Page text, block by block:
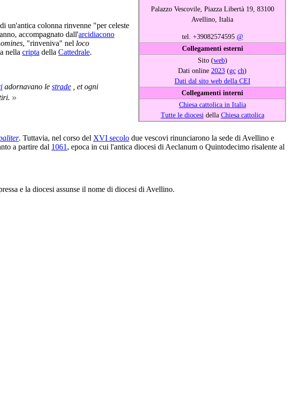
Palazzo Vescovile, Piazza Libertà 19, 83100
Avellino, Italia
tel. +39082574595 @
Collegamenti esterni
Sito (web)
Dati online 2023 (gc ch)
Dati dal sito web della CEI
Collegamenti interni
Chiesa cattolica in Italia
Tutte le diocesidella Chiesa cattolica
un'antica colonna rinvenne "per celeste
accompagnato dall'arcidiacono
, "rinveniva" nel loco
nella cripta della Cattedrale.
adornavano le strade , et ogni
»
. Tuttavia, nel corso del XVI secolo due vescovi rinunciarono la sede di Avellino e
a partire dal 1061 , epoca in cui l'antica diocesi di Aeclanum o Quintodecimo risalente al
e la diocesi assunse il nome di diocesi di Avellino.